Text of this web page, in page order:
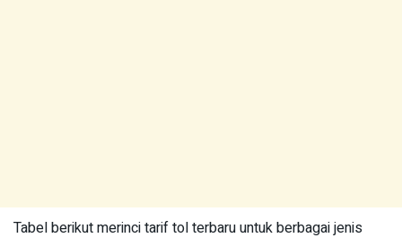
Tabel berikut merinci tarif tol terbaru untuk berbagai jenis